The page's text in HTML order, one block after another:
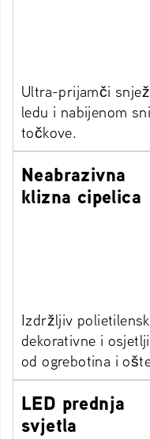
Ultra-prijamči
ledu i nabijenom
točkove.
Neabrazivna
klizna cipelica
Izdržljiv
dekorativne i
od ogrebotina i
LED prednja
svjetla